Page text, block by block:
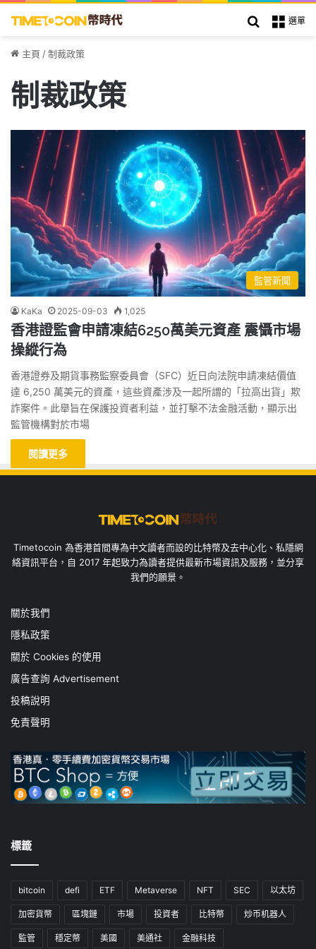
選單
搜索
主頁 /制裁政策
制裁政策
監管新聞
KaKa 2025-09-03 1,025
香港證監會申請凍結6250萬美元資產 震懾市場
操縱行為
香港證券及期貨事務監察委員會（SFC）近日向法院申請凍結價值
達 6,250 萬美元的資產，這些資產涉及一起所謂的「拉高出貨」欺
詐案件。此舉旨在保護投資者利益，並打擊不法金融活動，顯示出
監管機構對於市場
閱讀更多
Timetocoin 為香港首間專為中文讀者而設的比特幣及去中心化、私隱網
絡資訊平台，自 2017 年起致力為讀者提供最新市場資訊及服務，並分享
我們的願景。
關於我們
隱私政策
關於 Cookies 的使用
廣告查詢 Advertisement
投稿說明
免責聲明
標籤
bitcoin defi ETF Metaverse NFT SEC 以太坊
加密貨幣 區塊鏈 市場 投資者 比特幣 炒币机器人
監管 穩定幣 美國 美通社 金融科技